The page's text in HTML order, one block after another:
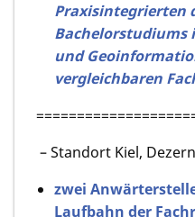
Praxisintegrierten
Bachelorstudiums
und
vergleichbaren
– Standort Kiel,
zwei
Laufbahn der